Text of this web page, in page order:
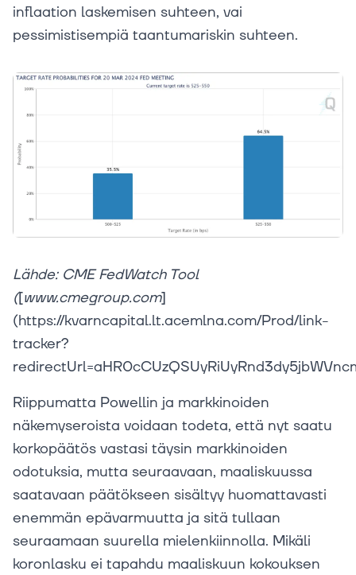
inflaation laskemisen suhteen, vai
pessimistisempiä taantumariskin suhteen.
Lähde: CME FedWatch Tool
([www.cmegroup.com]
(https://kvarncapital.lt.acemlna.com/Prod/link-
tracker?
Riippumatta Powellin ja markkinoiden
näkemyseroista voidaan todeta, että nyt saatu
korkopäätös vastasi täysin markkinoiden
odotuksia, mutta seuraavaan, maaliskuussa
saatavaan päätökseen sisältyy huomattavasti
enemmän epävarmuutta ja sitä tullaan
seuraamaan suurella mielenkiinnolla. Mikäli
koronlasku ei tapahdu maaliskuun kokouksen